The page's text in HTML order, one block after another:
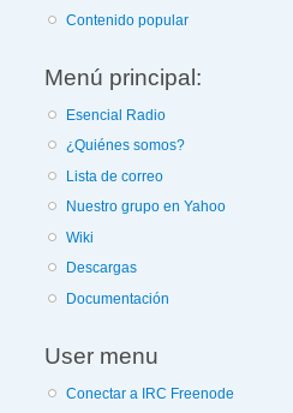
Contenido popular
Menú principal:
Esencial Radio
¿Quiénes somos?
Lista de correo
Nuestro grupo en Yahoo
Wiki
Descargas
Documentación
User menu
Conectar a IRC Freenode